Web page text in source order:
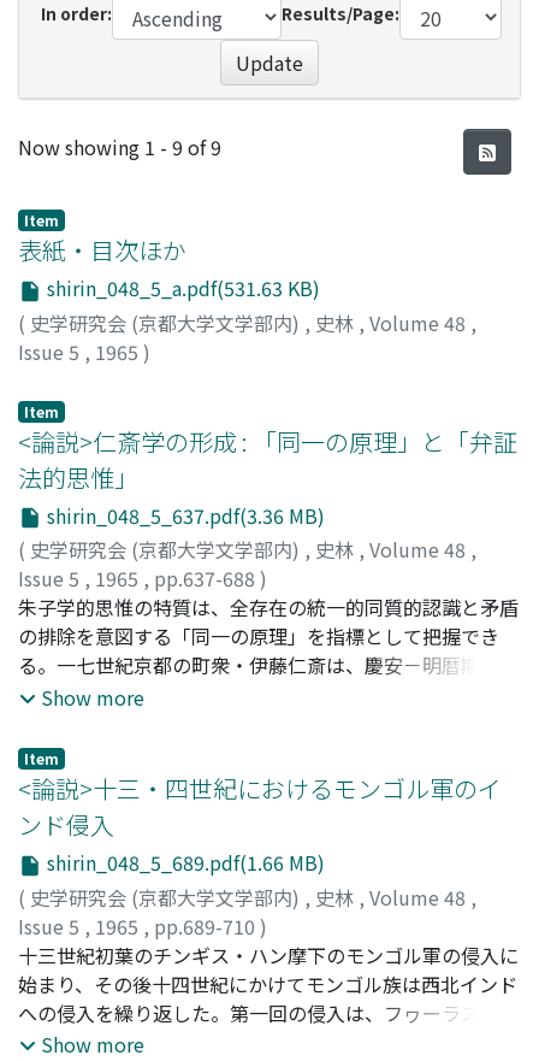
In order:
Results/Page:
Update
Recent Submissions
Now showing 1 - 9 of 9
Item
表紙・目次ほか
shirin_048_5_a.pdf(531.63 KB)
( 史学研究会 (京都大学文学部内) , 史林 , Volume 48 ,
Issue 5 , 1965 )
Item
<論説>仁斎学の形成 : 「同一の原理」と「弁証
法的思惟」
shirin_048_5_637.pdf(3.36 MB)
( 史学研究会 (京都大学文学部内) , 史林 , Volume 48 ,
Issue 5 , 1965 , pp.637-688 )
三宅, 正彦;Miyake, Masahiko;ミヤケ, マサヒコ
朱子学的思惟の特質は、全存在の統一的同質的認識と矛盾
の排除を意図する「同一の原理」を指標として把握でき
る。一七世紀京都の町衆・伊藤仁斎は、慶安－明暦期 (二
〇代) の朱子学祖述のうちに、すでに「同一の原理」に背
(三〇－四〇代) に、論語古義『初本』の著作を契機とし
て、主体と客体の対立、実践における統一を特色とする独
自の思惟様式を形成する。しかし、対立は所与の絶対化に
よって捨象され、主体定立・実践の優位も、けっきょく外
在規範の受容に帰結して、現実秩序肯定の論理として機能
するのである。このような論理構造は、「同一の原理」か
ら「弁証法的思惟」との行程に位置する絶対主義時代の論
理－「同一の原理の拡張」として規定できるが、ヨーロッ
パのそれが意志の自律統制を基調とするのに対して、仁斎
学においては逆にその排除を志向する。これは、絶対主義
的傾向を強めながらも、封建領主によって権力構造が独占
Show more
Item
<論説>十三・四世紀におけるモンゴル軍のイ
ンド侵入
shirin_048_5_689.pdf(1.66 MB)
( 史学研究会 (京都大学文学部内) , 史林 , Volume 48 ,
Issue 5 , 1965 , pp.689-710 )
恵谷, 俊之;Etani, Toshiyuki;エタニ, トシユキ
十三世紀初葉のチンギス・ハン摩下のモンゴル軍の侵入に
始まり、その後十四世紀にかけてモンゴル族は西北インド
への侵入を繰り返した。第一回の侵入は、フヮーラズム朝
の打倒と東西交通路幹線の占有権の確保を主目的とし、た
Show more